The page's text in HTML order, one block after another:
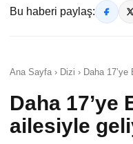
Bu haberi paylaş:
Ana Sayfa › Dizi › Daha
Daha 17’ye
ailesiyle